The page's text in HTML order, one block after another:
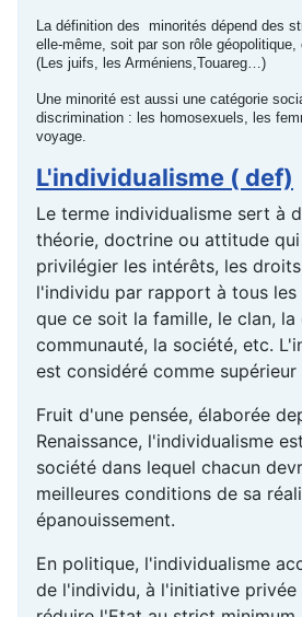
La définition des minorités dépend des
elle-même, soit par son rôle géopolitique,
(Les juifs, les Arméniens,Touareg…)
Une minorité est aussi une catégorie
discrimination : les homosexuels, les
voyage.
L'individualisme ( def)
Le terme individualisme sert à
théorie, doctrine ou attitude
privilégier les intérêts, les
l'individu par rapport à tous les
que ce soit la famille, le clan,
communauté, la société, etc.
est considéré comme
Fruit d'une pensée, élaborée
Renaissance, l'individualisme
société dans lequel chacun
meilleures conditions de sa
épanouissement.
En politique, l'individualisme
de l'individu, à l'initiative privée